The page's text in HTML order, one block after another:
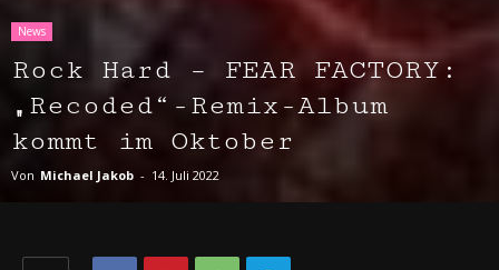
News
Rock Hard – FEAR FACTORY:
„Recoded“-Remix-Album
kommt im Oktober
Von Michael Jakob - 14. Juli 2022